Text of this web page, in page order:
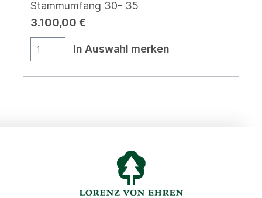
Stammumfang 30- 35
3.100,00 €
In Auswahl merken